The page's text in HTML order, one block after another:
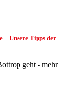
– Unsere Tipps der
geht - mehr